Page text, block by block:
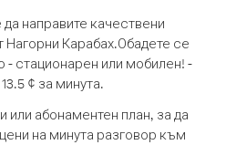
направите качествени
Карабах.Обадете се
- стационарен или мобилен! -
¢ за минута.
или абонаментен план, за да
на минута разговор към